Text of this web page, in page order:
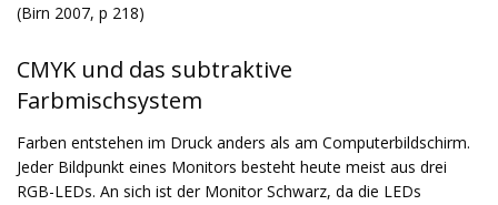
(Birn 2007, p 218)
CMYK und das subtraktive
Farbmischsystem
Farben entstehen im Druck anders als am Computerbildschirm.
Jeder Bildpunkt eines Monitors besteht heute meist aus drei
RGB-LEDs. An sich ist der Monitor Schwarz, da die LEDs